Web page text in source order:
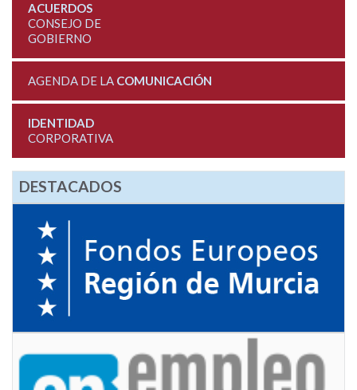
ACUERDOS
CONSEJO DE
GOBIERNO
AGENDA DE LA COMUNICACIÓN
IDENTIDAD
CORPORATIVA
DESTACADOS